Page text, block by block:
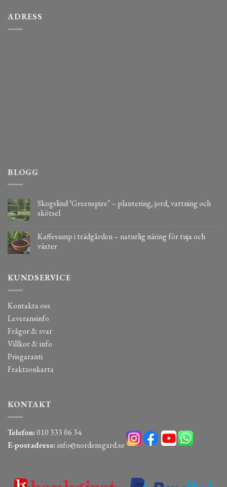
ADRESS
BLOGG
Skogslind ‘Greenspire’ – plantering, jord, vattning och
skötsel
Kaffesump i trädgården – naturlig näring för tuja och
växter
KUNDSERVICE
Kontakta oss
Leveransinfo
Frågor & svar
Villkor & info
Prisgaranti
Fraktzonkarta
KONTAKT
Telefon:010 333 06 34
E-postadress: info@nordensgard.se